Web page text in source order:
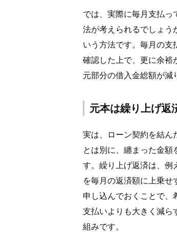
では、実際に毎月支払
法が考えられるでしょう
いう方法です。毎月の支
確認した上で、更に余裕
元部分の借入金総額が減
元本は繰り上げ返
実は、ローン契約を結ん
とは別に、纏まった金額
す。繰り上げ返済は、例
を毎月の返済額に上乗
申し込んでおくことで
支払いよりも大きく減ら
組みです。